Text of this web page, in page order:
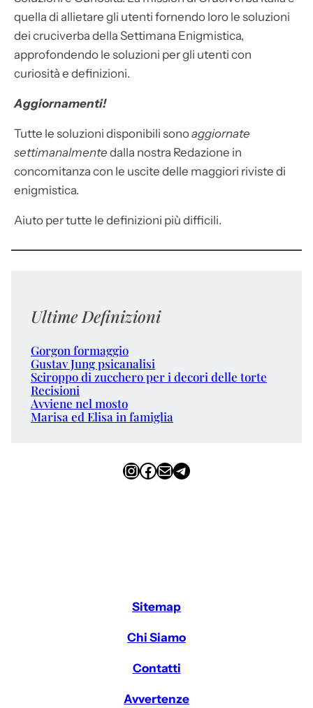
quella di allietare gli utenti fornendo loro le soluzioni
dei cruciverba della Settimana Enigmistica,
approfondendo le soluzioni per gli utenti con
curiosità e definizioni.
Aggiornamenti!
Tutte le soluzioni disponibili sonoaggiornate
settimanalmente dalla nostra Redazione in
concomitanza con le uscite delle maggiori riviste di
enigmistica.
Aiuto per tutte le definizioni più difficili.
Ultime Definizioni
Gorgon formaggio
Gustav Jung psicanalisi
Sciroppo di zucchero per i decori delle torte
Recisioni
Avviene nel mosto
Marisa ed Elisa in famiglia
InstagramFacebook Email Telegram
Sitemap
Chi Siamo
Contatti
Avvertenze